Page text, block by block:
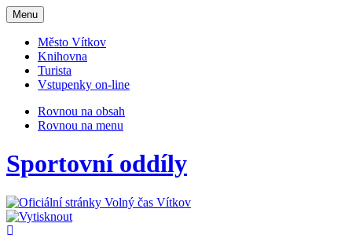
Otevřit
navigaci
Menu
Město Vítkov
Knihovna
Turista
Vstupenky on-line
Rovnou na obsah
Rovnou na menu
Sportovní oddíly